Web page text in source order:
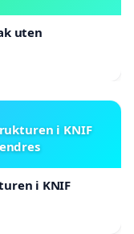
uten
i KNIF
i KNIF